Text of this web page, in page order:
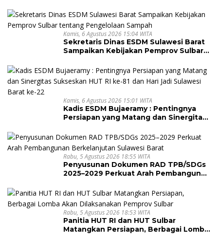
di Pasangkayu
Kamis, 6 Agustus 2026 15:04 WITA
Sekretaris Dinas ESDM Sulawesi Barat
Sampaikan Kebijakan Pemprov Sulbar
Kamis, 6 Agustus 2026 15:01 WITA
Kadis ESDM Bujaeramy : Pentingnya
Persiapan yang Matang dan Sinergitas
Sulawesi Barat ke-22
Rabu, 5 Agustus 2026 18:55 WITA
Penyusunan Dokumen RAD TPB/SDGs
2025–2029 Perkuat Arah Pembangunan
Rabu, 5 Agustus 2026 18:53 WITA
Panitia HUT RI dan HUT Sulbar
Matangkan Persiapan, Berbagai Lomba